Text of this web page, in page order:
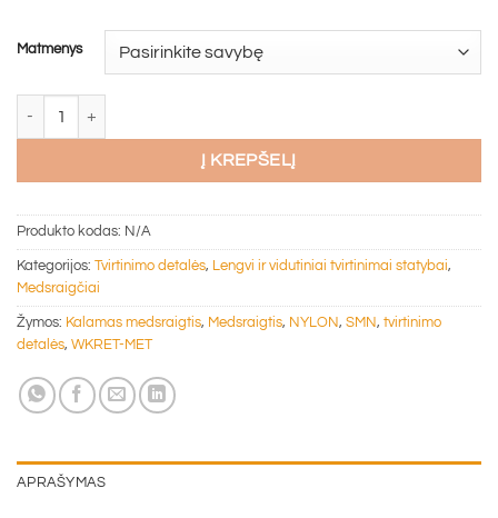
Matmenys
Į KREPŠELĮ
Produkto kodas: N/A
Kategorijos: Tvirtinimo detalės, Lengvi ir vidutiniai tvirtinimai statybai,
Medsraigčiai
Žymos: Kalamas medsraigtis, Medsraigtis, NYLON, SMN, tvirtinimo
detalės, WKRET-MET
APRAŠYMAS